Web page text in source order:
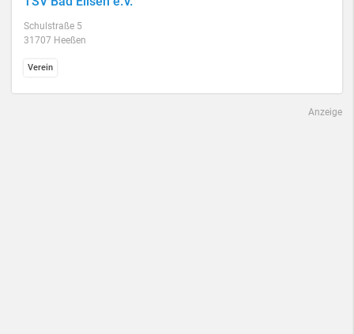
Schulstraße 5
31707 Heeßen
Verein
Anzeige